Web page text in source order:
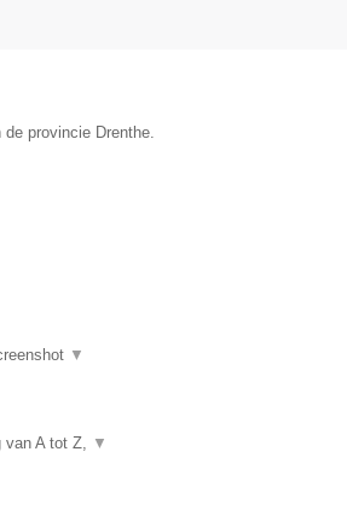
provincie Drenthe.
▼
van A tot Z, ▼